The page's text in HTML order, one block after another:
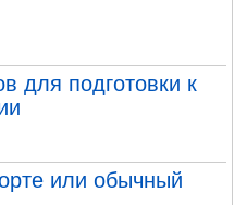
для подготовки к
или обычный